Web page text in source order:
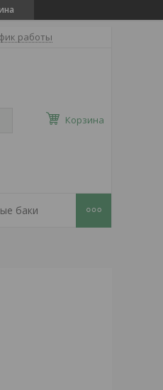
работы
Корзина
баки